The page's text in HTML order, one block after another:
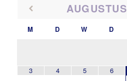
AUGUSTUS
M D W D
3 4 5 6